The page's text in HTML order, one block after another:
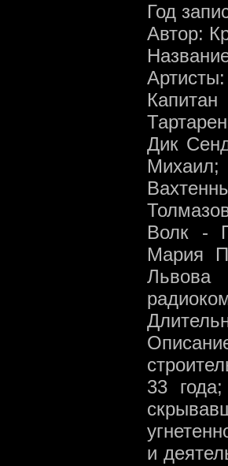
Год
Автор:
Дик
Волк -
Мария
33
и